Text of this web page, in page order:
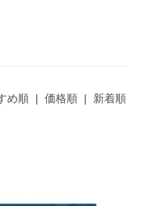
め順| 価格順 | 新着順